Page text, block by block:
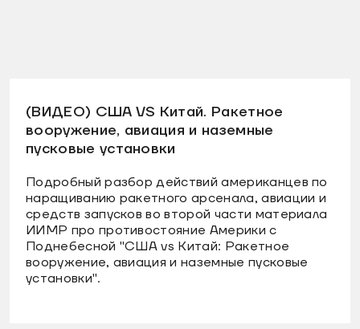
(ВИДЕО) США VS Китай. Ракетное
вооружение, авиация и наземные
пусковые установки
Подробный разбор действий американцев по
наращиванию ракетного арсенала, авиации и
средств запусков во второй части материала
ИИМР про противостояние Америки с
Поднебесной "США vs Китай: Ракетное
вооружение, авиация и наземные пусковые
установки".